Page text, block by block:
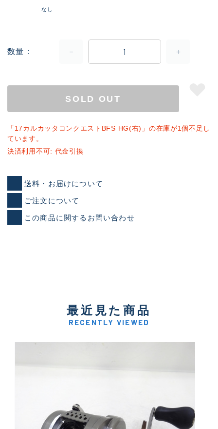
なし
数量
SOLD OUT
「17カルカッタコンクエストBFS HG(右)」の在庫が1個不足し
ています。
決済利用不可: 代金引換
送料・お届けについて
ご注文について
この商品に関するお問い合わせ
最近見た商品
RECENTLY VIEWED